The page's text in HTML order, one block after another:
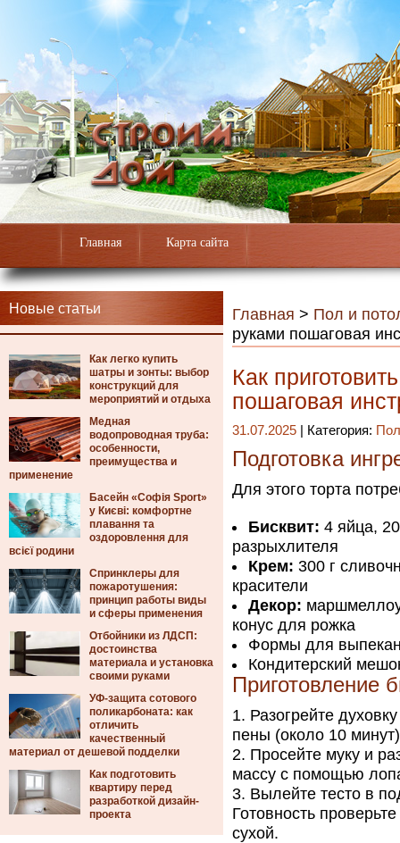
Главная Карта сайта
Новые статьи
Как легко купить
шатры и зонты: выбор
конструкций для
мероприятий и отдыха
Медная
водопроводная труба:
особенности,
преимущества и
применение
Басейн «Софія Sport»
у Києві: комфортне
плавання та
оздоровлення для
всієї родини
Спринклеры для
пожаротушения:
принцип работы виды
и сферы применения
Отбойники из ЛДСП:
достоинства
материала и установка
своими руками
УФ-защита сотового
поликарбоната: как
отличить
качественный
материал от дешевой подделки
Как подготовить
квартиру перед
разработкой дизайн-
проекта
Главная > Пол и
руками пошаговая
Как
пошаговая
31.07.2025 | Категория:
Подготовка
Для этого торта
Бисквит: 4 яйца,
разрыхлителя
Крем: 300 г
красители
Декор:
конус для рожка
Формы для
Кондитерский
Приготовление
Разогрейте
пены (около 10
Просейте муку и
массу с помощью
Вылейте тесто в
Готовность
сухой.